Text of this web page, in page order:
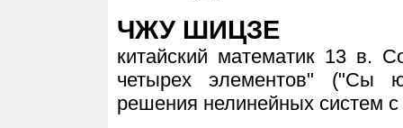
ЧЖУ ШИЦЗЕ
китайский математик 13 в.
четырех элементов" ("Сы
решения нелинейных систем